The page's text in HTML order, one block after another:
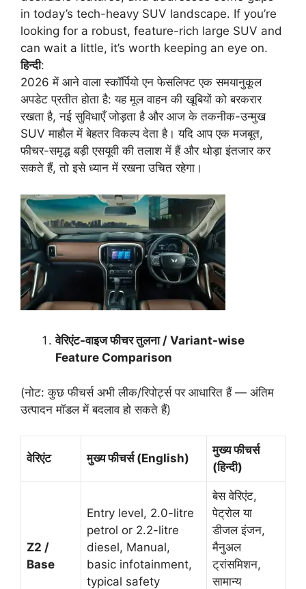
in today’s tech-heavy SUV landscape. If you’re
looking for a robust, feature-rich large SUV and
can wait a little, it’s worth keeping an eye on.
हिन्दी:
2026 में आने वाला स्कॉर्पियो एन फेसलिफ्ट एक समयानुकूल
अपडेट प्रतीत होता है: यह मूल वाहन की खूबियों को बरकरार
रखता है, नई सुविधाएँ जोड़ता है और आज के तकनीक-उन्मुख
SUV माहौल में बेहतर विकल्प देता है। यदि आप एक मजबूत,
फीचर-समृद्ध बड़ी एसयूवी की तलाश में हैं और थोड़ा इंतजार कर
सकते हैं, तो इसे ध्यान में रखना उचित रहेगा।
वेरिएंट-वाइजफीचरतुलना / Variant-wise
Feature Comparison
(नोट: कुछ फीचर्स अभी लीक/रिपोर्ट्स पर आधारित हैं — अंतिम
उत्पादन मॉडल में बदलाव हो सकते हैं)
वेरिएंट मुख्यफीचर्स (English)
मुख्यफीचर्स
(हिन्दी)
Z2 /
Base
Entry level, 2.0-litre
petrol or 2.2-litre
diesel, Manual,
basic infotainment,
typical safety
बेस वेरिएंट,
पेट्रोल या
डीजल इंजन,
मैनुअल
ट्रांसमिशन,
सामान्य